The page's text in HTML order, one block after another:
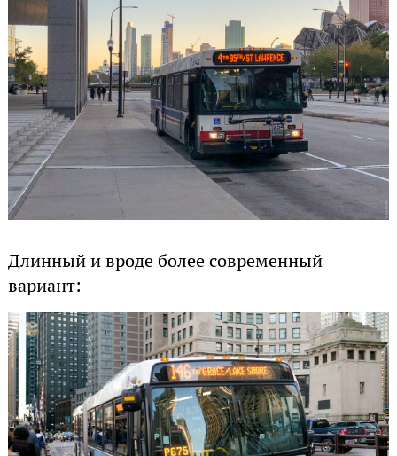
Длинный и вроде более современный
вариант: